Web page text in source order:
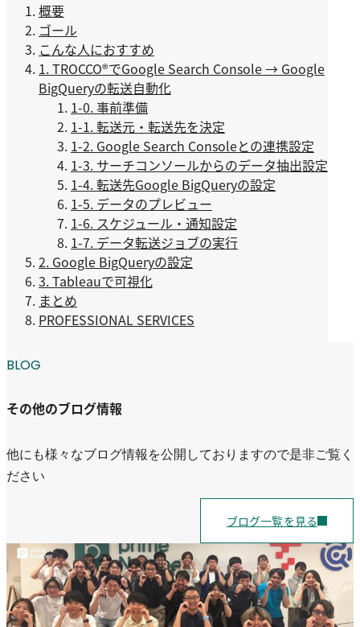
概要
ゴール
こんな人におすすめ
1. TROCCO®️でGoogle Search Console → Google
BigQueryの転送自動化
1-0. 事前準備
1-1. 転送元・転送先を決定
1-2. Google Search Consoleとの連携設定
1-3. サーチコンソールからのデータ抽出設定
1-4. 転送先Google BigQueryの設定
1-5. データのプレビュー
1-6. スケジュール・通知設定
1-7. データ転送ジョブの実行
2. Google BigQueryの設定
3. Tableauで可視化
まとめ
PROFESSIONAL SERVICES
BLOG
その他のブログ情報
他にも様々なブログ情報を公開しておりますので是非ご覧く
ださい
ブログ一覧を見る